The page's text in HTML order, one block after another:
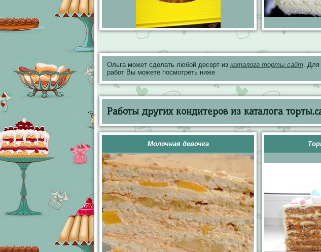
Ольга может сделать любой десерт из каталога торты.сайт. Для
работ Вы можете посмотреть ниже
Работы других кондитеров из каталога
Молочная девочка